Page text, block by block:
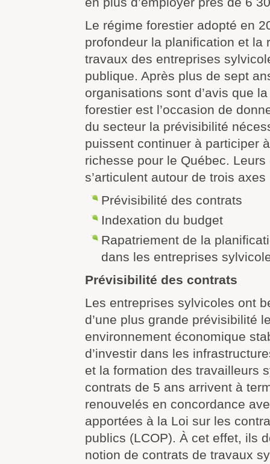
Le régime forestier adopté en
profondeur la planification et la
travaux des entreprises
publique. Après plus de sept
organisations sont d’avis que
forestier est l’occasion de
du secteur la prévisibilité
puissent continuer à participer
richesse pour le Québec. Leurs
s’articulent autour de trois axes
Prévisibilité des contrats
Indexation du budget
Rapatriement de la
dans les entreprises
Prévisibilité des contrats
Les entreprises sylvicoles ont
d’une plus grande prévisibilité
environnement économique
d’investir dans les
et la formation des travailleurs
contrats de 5 ans arrivent à
renouvelés en concordance
apportées à la Loi sur les
publics (LCOP). À cet effet, ils
notion de contrats de travaux